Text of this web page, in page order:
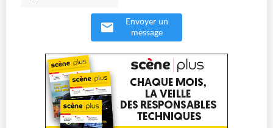
Envoyer un
message